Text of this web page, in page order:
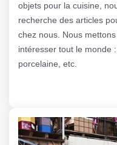
objets pour la cuisine,
recherche des articles
chez nous. Nous
intéresser tout le monde
porcelaine, etc.